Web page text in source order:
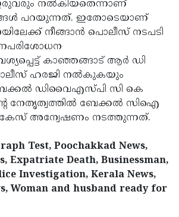
നല്‍കിയതെന്നാണ്
പറയുന്നത്. ഇതോടെയാണ്
നീങ്ങാന്‍ പൊലീസ് നടപടി
കാഞ്ഞങ്ങാട് ആര്‍ ഡി
ഹരജി നല്‍കുകയും
ഡിവൈഎസ്പി സി കെ
നേതൃത്വത്തില്‍ ബേക്കല്‍ സിഐ
കേസ് അന്വേഷണം നടത്തുന്നത്.
Test, Poochakkad News,
Expatriate Death, Businessman,
Investigation, Kerala News,
Woman and husband ready for